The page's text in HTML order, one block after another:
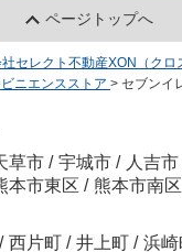
ページトップへ
セレクト不動産XON（クロ
ニエンスストア > セブンイ
草市 / 宇城市 / 人吉市
本市東区 / 熊本市南区
/ 西片町 / 井上町 / 浜崎